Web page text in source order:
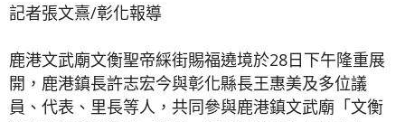
記者張文熹/彰化報導
鹿港文武廟文衡聖帝綵街賜福遶境於28日下午隆重展
開，鹿港鎮長許志宏今與彰化縣長王惠美及多位議
員、代表、里長等人，共同參與鹿港鎮文武廟「文衡